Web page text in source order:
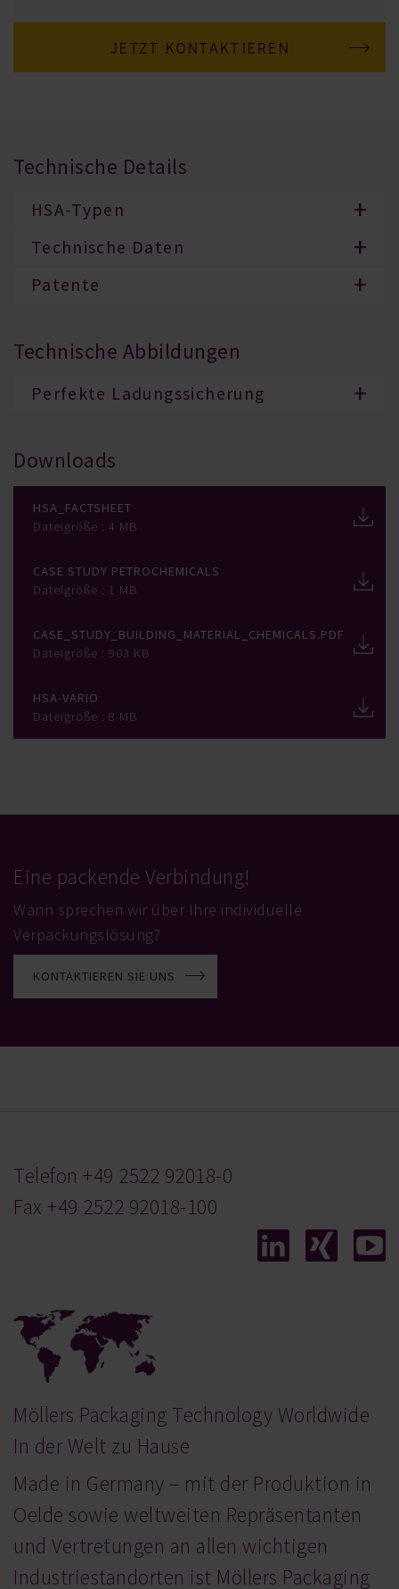
JETZT KONTAKTIEREN
Technische Details
HSA-Typen
Technische Daten
Patente
Technische Abbildungen
Perfekte Ladungssicherung
Downloads
HSA_Factsheet
Dateigröße : 4 MB
Case Study Petrochemicals
Dateigröße : 1 MB
Case_Study_Building_Material_Chemicals.pdf
Dateigröße : 903 KB
HSA-Vario
Dateigröße : 8 MB
Eine packende Verbindung!
Wann sprechen wir über Ihre individuelle
Verpackungslösung?
KONTAKTIEREN SIE UNS
Telefon +49 2522 92018-0
Fax +49 2522 92018-100
Möllers Packaging Technology Worldwide
In der Welt zu Hause
Made in Germany – mit der Produktion in
Oelde sowie weltweiten Repräsentanten
und Vertretungen an allen wichtigen
Industriestandorten ist Möllers Packaging